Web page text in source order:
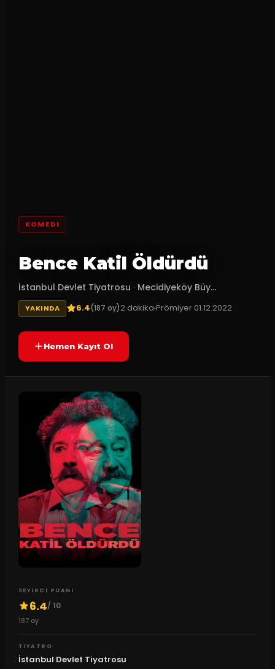
KOMEDI
Bence Katil Öldürdü
İstanbul Devlet Tiyatrosu · Mecidiyeköy Büy...
YAKINDA 6.4(187 oy)2 dakikaPrömiyer 01.12.2022
Hemen Kayıt Ol
SEYIRCI PUANI
6.4/ 10
187oy
TIYATRO
İstanbul Devlet Tiyatrosu